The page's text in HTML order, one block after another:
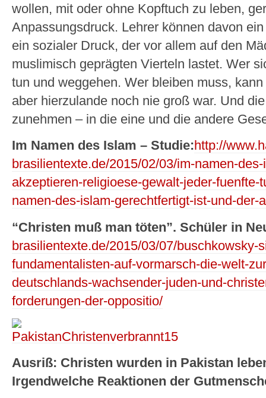
wollen, mit oder ohne Kopftuch zu leben,
Anpassungsdruck. Lehrer können davon
ein sozialer Druck, der vor allem auf den
muslimisch geprägten Vierteln lastet. Wer
tun und weggehen. Wer bleiben muss,
aber hierzulande noch nie groß war. Und
zunehmen – in die eine und die andere
Im Namen des Islam – Studie:http://
brasilientexte.de/2015/02/03/im-namen-
akzeptieren-religioese-gewalt-jeder-
namen-des-islam-gerechtfertigt-ist-und-der-
“Christen muß man töten”. Schüler in
brasilientexte.de/2015/03/07/buschkowsky-
fundamentalisten-auf-vormarsch-die-welt-
deutschlands-wachsender-juden-und-
forderungen-der-oppositio/
Ausriß: Christen wurden in Pakistan
Irgendwelche Reaktionen der